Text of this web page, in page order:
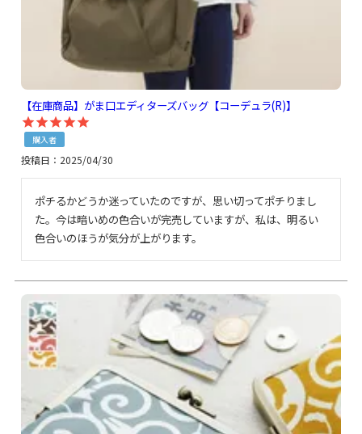
【在庫商品】がま口エディターズバッグ【コーデュラ(R)】
購入者
投稿日 2025/04/30
ポチるかどうか迷っていたのですが、思い切ってポチりまし
た。今は暗いめの色合いが完売していますが、私は、明るい
色合いのほうが気分が上がります。